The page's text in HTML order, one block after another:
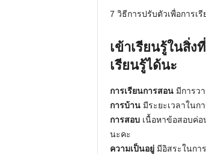
7 วิธีการปรับตัวเพื่อการเ
เข้าเรียนรู้ในสิ่
เรียนรู้ได้นะ
การเรียนการสอนมีการวา
การบ้าน มีระยะเวลาในก
การสอบ เนื้อหาข้อสอบค่
นะคะ
ความเป็นอยู่ มีอิสระในกา